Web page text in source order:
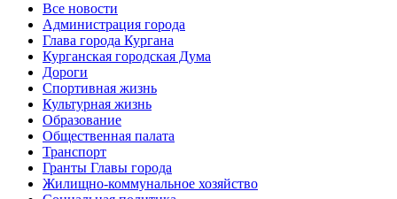
Все новости
Администрация города
Глава города Кургана
Курганская городская Дума
Дороги
Спортивная жизнь
Культурная жизнь
Образование
Общественная палата
Транспорт
Гранты Главы города
Жилищно-коммунальное хозяйство